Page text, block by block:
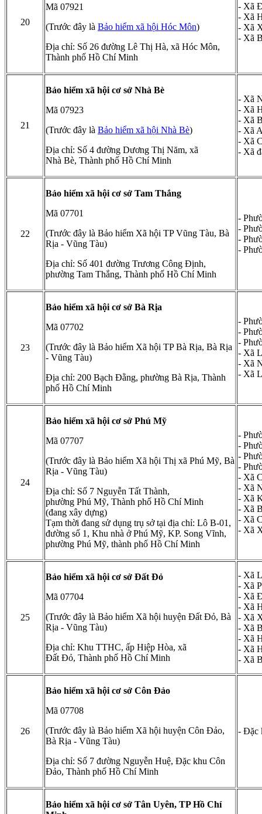
20
Mã 07921
(Trước đây là Bảo hiểm xã hội Hóc Môn)
Địa chỉ: Số 26 đường Lê Thị Hà, xã Hóc Môn,
Thành phố Hồ Chí Minh
- Xã
- Xã
- Xã
- Xã
21
Bảo hiểm xã hội cơ sở Nhà Bè
Mã 07923
(Trước đây là Bảo hiểm xã hội Nhà Bè)
Địa chỉ: Số 4 đường Dương Thị Năm, xã
Nhà Bè, Thành phố Hồ Chí Minh
- Xã
- Xã
- Xã
- Xã
- Xã
- Xã
22
Bảo hiểm xã hội cơ sở Tam Thắng
Mã 07701
(Trước đây là Bảo hiểm Xã hội TP Vũng Tàu, Bà
Rịa - Vũng Tàu)
Địa chỉ: Số 401 đường Trương Công Định,
phường Tam Thắng, Thành phố Hồ Chí Minh
-
-
-
-
23
Bảo hiểm xã hội cơ sở Bà Rịa
Mã 07702
(Trước đây là Bảo hiểm Xã hội TP Bà Rịa, Bà Rịa
- Vũng Tàu)
Địa chỉ: 200 Bạch Đằng, phường Bà Rịa, Thành
phố Hồ Chí Minh
-
-
-
- Xã
- Xã
- Xã
24
Bảo hiểm xã hội cơ sở Phú Mỹ
Mã 07707
(Trước đây là Bảo hiểm Xã hội Thị xã Phú Mỹ, Bà
Rịa - Vũng Tàu)
Địa chỉ: Số 7 Nguyễn Tất Thành,
phường Phú Mỹ, Thành phố Hồ Chí Minh
(đang xây dựng)
Tạm thời đang sử dụng trụ sở tại địa chỉ: Lô B-01,
đường số 1, Khu nhà ở Phú Mỹ, KP. Song Vĩnh,
phường Phú Mỹ, thành phố Hồ Chí Minh
-
-
-
-
- Xã
- Xã
- Xã
- Xã
- Xã
- Xã
25
Bảo hiểm xã hội cơ sở Đất Đỏ
Mã 07704
(Trước đây là Bảo hiểm Xã hội huyện Đất Đỏ, Bà
Rịa - Vũng Tàu)
Địa chỉ: Khu TTHC, ấp Hiệp Hòa, xã
Đất Đỏ, Thành phố Hồ Chí Minh
- Xã
- Xã
- Xã
- Xã
- Xã
- Xã
- Xã
- Xã
- Xã
26
Bảo hiểm xã hội cơ sở Côn Đảo
Mã 07708
(Trước đây là Bảo hiểm Xã hội huyện Côn Đảo,
Bà Rịa - Vũng Tàu)
Địa chỉ: Số 7 đường Nguyễn Huệ, Đặc khu Côn
Đảo, Thành phố Hồ Chí Minh
- Đặc
Bảo hiểm xã hội cơ sở Tân Uyên, TP Hồ Chí